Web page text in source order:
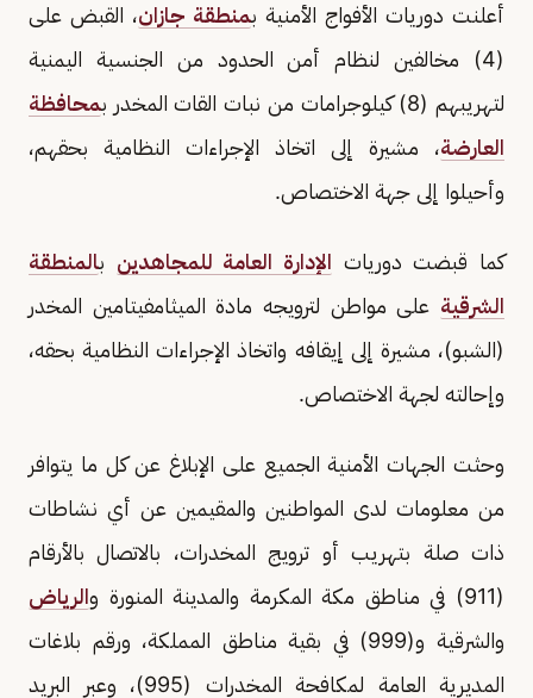
أعلنت دوريات الأفواج الأمنية بمنطقة جازان، القبض على
(4) مخالفين لنظام أمن الحدود من الجنسية اليمنية
لتهريبهم (8) كيلوجرامات من نبات القات المخدر ب
محافظة
العارضة، مشيرة إلى اتخاذ الإجراءات النظامية بحقهم،
وأحيلوا إلى جهة الاختصاص.
كما قبضت دوريات الإدارة العامة للمجاهدين بالمنطقة
الشرقية على مواطن لترويجه مادة الميثامفيتامين المخدر
(الشبو)، مشيرة إلى إيقافه واتخاذ الإجراءات النظامية بحقه،
وإحالته لجهة الاختصاص.
وحثت الجهات الأمنية الجميع على الإبلاغ عن كل ما يتوافر
من معلومات لدى المواطنين والمقيمين عن أي نشاطات
ذات صلة بتهريب أو ترويج المخدرات، بالاتصال بالأرقام
(911) في مناطق مكة المكرمة والمدينة المنورة و
الرياض
والشرقية و(999) في بقية مناطق المملكة، ورقم بلاغات
المديرية العامة لمكافحة المخدرات (995)، وعبر البريد